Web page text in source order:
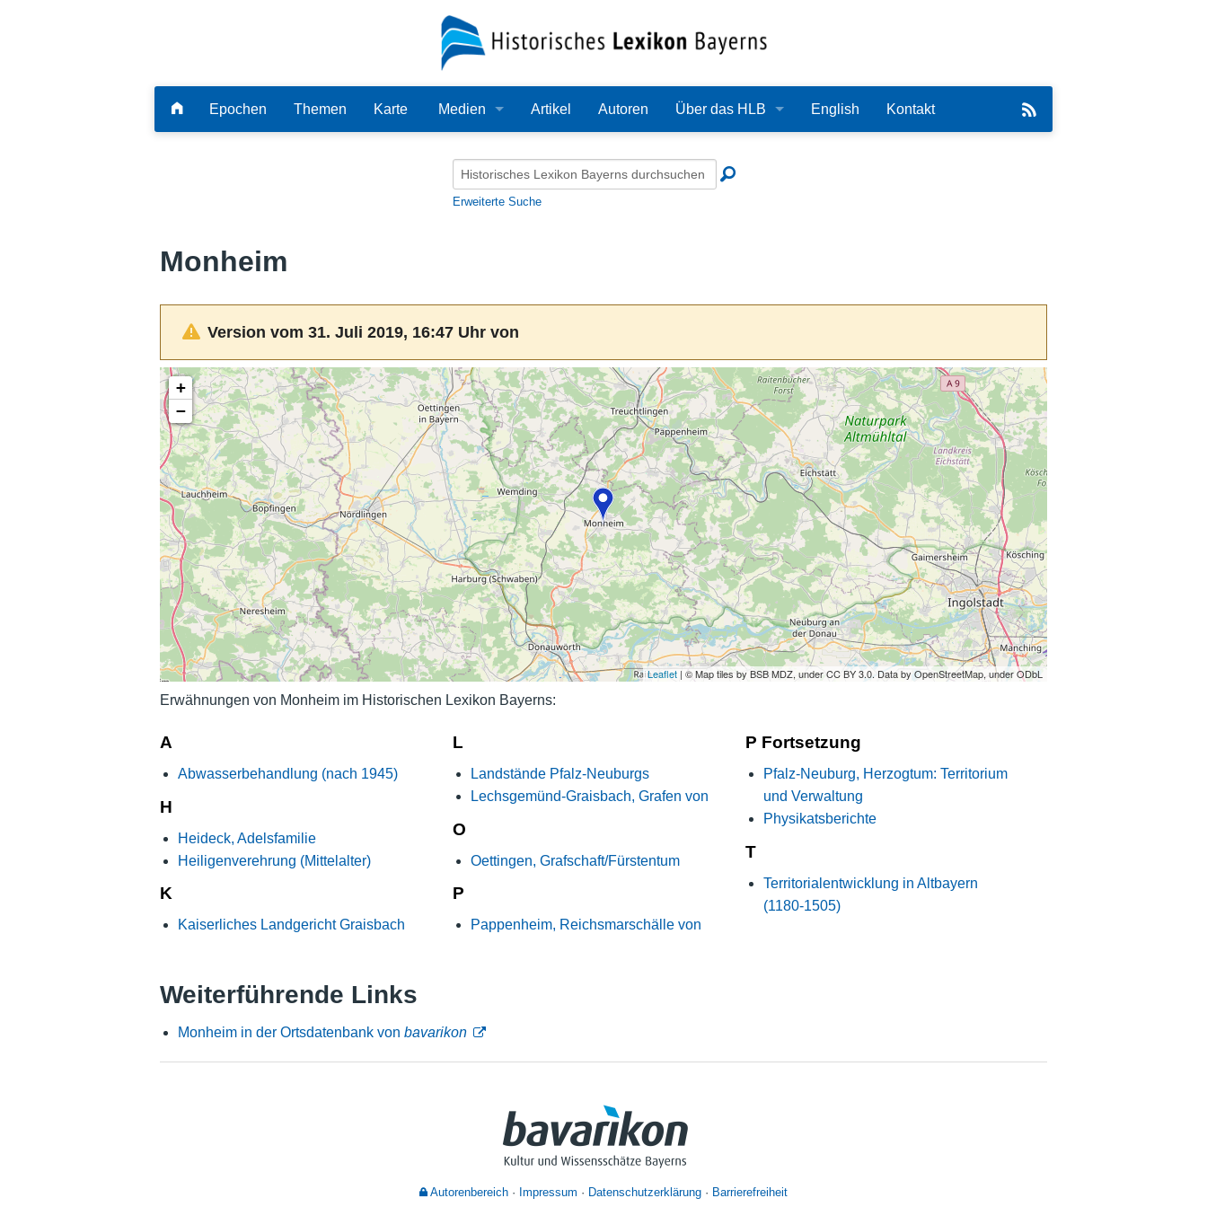
Epochen Themen Karte Medien
Audio
Artikel Autoren Über das HLB
Redaktion
Häufige Fragen
Nutzungshinweise
English Kontakt
Erweiterte Suche
Monheim
Version vom 31. Juli 2019, 16:47 Uhr von
+
−
Leaflet | © Map tiles by BSB MDZ, under CC BY 3.0. Data by OpenStreetMap, under ODbL
Erwähnungen von Monheim im Historischen Lexikon Bayerns:
A
Abwasserbehandlung (nach 1945)
H
Heideck, Adelsfamilie
Heiligenverehrung (Mittelalter)
K
Kaiserliches Landgericht Graisbach
L
Landstände Pfalz-Neuburgs
Lechsgemünd-Graisbach, Grafen von
O
Oettingen, Grafschaft/Fürstentum
P
Pappenheim, Reichsmarschälle von
P Fortsetzung
Pfalz-Neuburg, Herzogtum: Territorium
und Verwaltung
Physikatsberichte
T
Territorialentwicklung in Altbayern
(1180-1505)
Weiterführende Links
Monheim in der Ortsdatenbank von bavarikon
Autorenbereich Impressum Datenschutzerklärung Barrierefreiheit